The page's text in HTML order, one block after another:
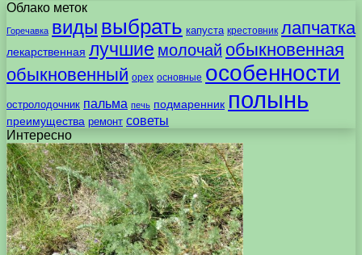
Облако меток
Горечавка виды выбрать капуста крестовник лапчатка
лекарственная лучшие молочай обыкновенная
обыкновенный орех основные особенности
остролодочник пальма печь подмаренник полынь
преимущества ремонт советы
Интересно